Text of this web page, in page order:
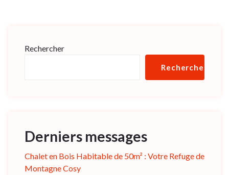
Rechercher
Rechercher
Derniers messages
Chalet en Bois Habitable de 50m² : Votre Refuge de
Montagne Cosy